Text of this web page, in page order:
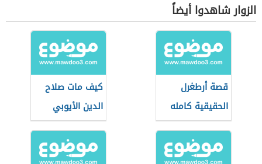
الزوار شاهدوا أيضاً
قصة أرطغرل
الحقيقية كامله
مكتوبة
كيف مات صلاح
الدين الأيوبي